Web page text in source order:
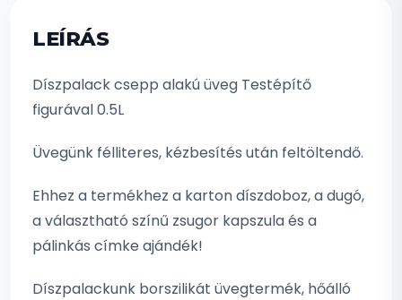
LEÍRÁS
Díszpalack csepp alakú üveg Testépítő
figurával 0.5L
Üvegünk félliteres, kézbesítés után feltöltendő.
Ehhez a termékhez a karton díszdoboz, a dugó,
a választható színű zsugor kapszula és a
pálinkás címke ajándék!
Díszpalackunk borszilikát üvegtermék, hőálló